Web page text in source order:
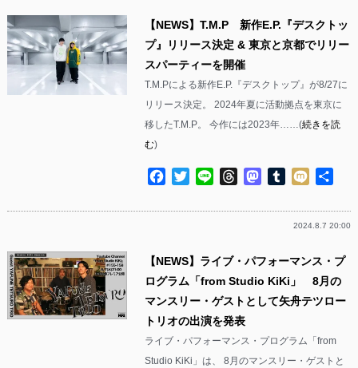
【NEWS】T.M.P 新作E.P.『デスクトッ
プ』リリース決定 & 東京と京都でリリー
スパーティーを開催
T.M.Pによる新作E.P.『デスクトップ』が8/27に
リリース決定。 2024年夏に活動拠点を東京に
移したT.M.P。 今作には2023年……(続きを読
む)
Facebook
TwitterLine ThreadsMastodon
Tumblr
Mixi
2024.8.7 20:00
【NEWS】ライブ・パフォーマンス・プ
ログラム「from Studio KiKi」 8月の
マンスリー・ゲストとして矢舟テツロー
トリオの出演を発表
ライブ・パフォーマンス・プログラム「from
Studio KiKi」は、 8月のマンスリー・ゲストと